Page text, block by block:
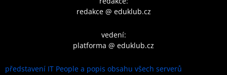
redakce @ eduklub.cz
vedení:
platforma @ eduklub.cz
představení IT People a popis obsahu všech serverů